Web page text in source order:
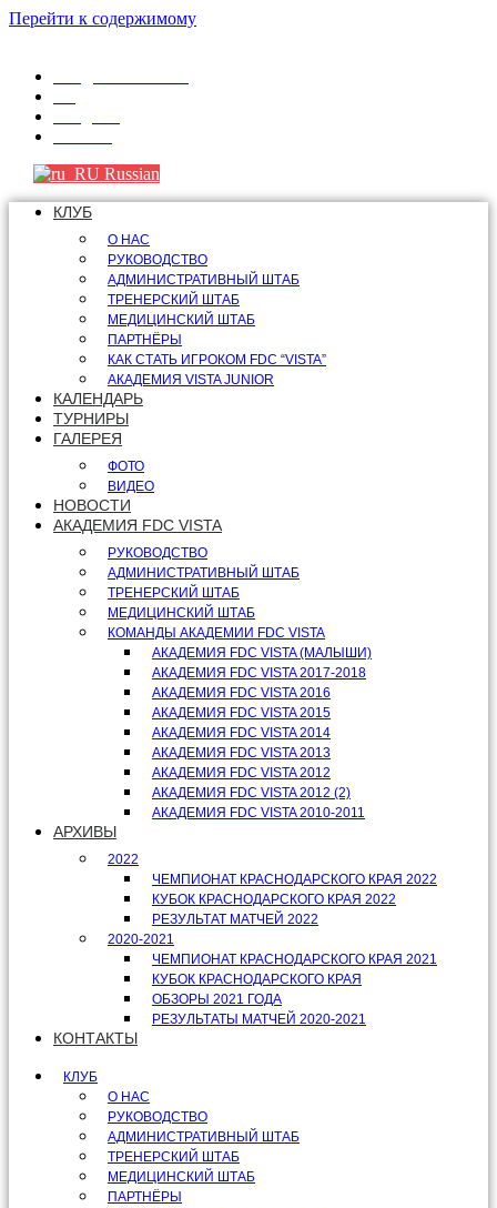
Перейти к содержимому
Russian
КЛУБ
О НАС
РУКОВОДСТВО
АДМИНИСТРАТИВНЫЙ ШТАБ
ТРЕНЕРСКИЙ ШТАБ
МЕДИЦИНСКИЙ ШТАБ
ПАРТНЁРЫ
КАК СТАТЬ ИГРОКОМ FDC “VISTA”
АКАДЕМИЯ VISTA JUNIOR
КАЛЕНДАРЬ
ТУРНИРЫ
ГАЛЕРЕЯ
ФОТО
ВИДЕО
НОВОСТИ
АКАДЕМИЯ FDC VISTA
РУКОВОДСТВО
АДМИНИСТРАТИВНЫЙ ШТАБ
ТРЕНЕРСКИЙ ШТАБ
МЕДИЦИНСКИЙ ШТАБ
КОМАНДЫ АКАДЕМИИ FDC VISTA
АКАДЕМИЯ FDC VISTA (МАЛЫШИ)
АКАДЕМИЯ FDC VISTA 2017-2018
АКАДЕМИЯ FDC VISTA 2016
АКАДЕМИЯ FDC VISTA 2015
АКАДЕМИЯ FDC VISTA 2014
АКАДЕМИЯ FDC VISTA 2013
АКАДЕМИЯ FDC VISTA 2012
АКАДЕМИЯ FDC VISTA 2012 (2)
АКАДЕМИЯ FDC VISTA 2010-2011
АРХИВЫ
2022
ЧЕМПИОНАТ КРАСНОДАРСКОГО КРАЯ 2022
КУБОК КРАСНОДАРСКОГО КРАЯ 2022
РЕЗУЛЬТАТ МАТЧЕЙ 2022
2020-2021
ЧЕМПИОНАТ КРАСНОДАРСКОГО КРАЯ 2021
КУБОК КРАСНОДАРСКОГО КРАЯ
ОБЗОРЫ 2021 ГОДА
РЕЗУЛЬТАТЫ МАТЧЕЙ 2020-2021
КОНТАКТЫ
КЛУБ
О НАС
РУКОВОДСТВО
АДМИНИСТРАТИВНЫЙ ШТАБ
ТРЕНЕРСКИЙ ШТАБ
МЕДИЦИНСКИЙ ШТАБ
ПАРТНЁРЫ